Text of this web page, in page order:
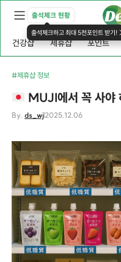
출석체크 현황
출석체크하고 최대 5천포인트 받기!
건강샵 제휴샵 포인트
#제휴샵 정보
MUJI에서 꼭 사야
By.ds_wj2025.12.06